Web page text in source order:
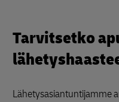
Tarvitsetko
Lähetysasiantuntijamme